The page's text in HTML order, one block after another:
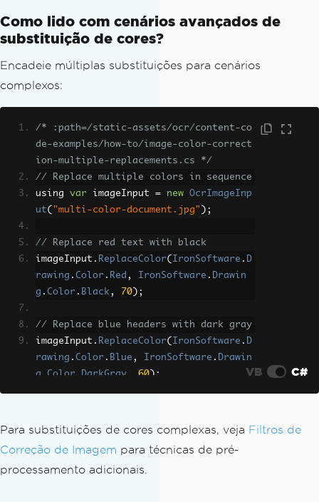
// Export the modified image
imageInput .SaveAsImages
Como lido com cenários avançados de
substituição de cores?
Encadeie múltiplas substituições para cenários
complexos:
/* :path=/static-assets/ocr/content-co
de-examples/how-to/image-color-correct
ion-multiple-replacements.cs */
// Replace multiple colors in sequence
using var imageInput = new
OcrImageInp
ut( "multi-color-document.jpg" );
// Replace red text with black
imageInput . ReplaceColor( IronSoftware . D
rawing . Color . Red , IronSoftware . Drawin
g . Color . Black, 70 );
// Replace blue headers with dark gray
imageInput . ReplaceColor( IronSoftware . D
rawing . Color . Blue , IronSoftware . Drawin
g
Color DarkGray 60 );
h white
re. Drawing. Color ("#FFFACD"),
IronSoftw
are . Drawing. Color.White
VB C#
Para substituições de cores complexas, veja Filtros de
Correção de Imagem para técnicas de pré-
processamento adicionais.